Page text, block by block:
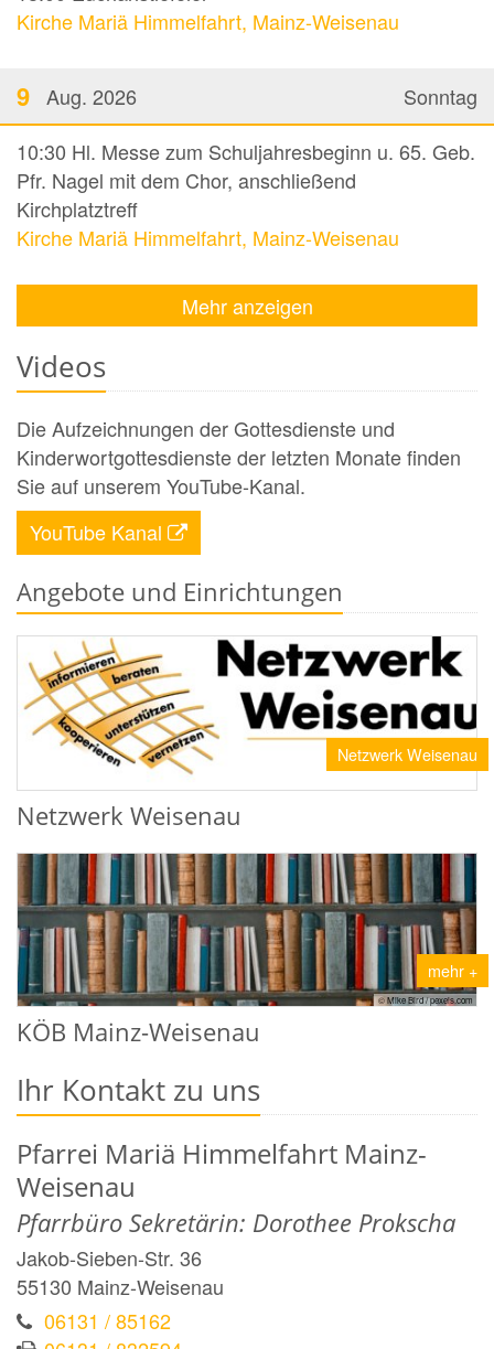
Kirche Mariä Himmelfahrt, Mainz-Weisenau
Sonntag
9 Aug. 2026
10:30 Hl. Messe zum Schuljahresbeginn u. 65. Geb.
Pfr. Nagel mit dem Chor, anschließend
Kirchplatztreff
Kirche Mariä Himmelfahrt, Mainz-Weisenau
Mehr anzeigen
Videos
Die Aufzeichnungen der Gottesdienste und
Kinderwortgottesdienste der letzten Monate finden
Sie auf unserem YouTube-Kanal.
YouTube Kanal
Angebote und Einrichtungen
Netzwerk Weisenau
Netzwerk Weisenau
mehr +
© Mike Bird / pexels.com
KÖB Mainz-Weisenau
Ihr Kontakt zu uns
Pfarrei Mariä Himmelfahrt Mainz-
Weisenau
Pfarrbüro Sekretärin: Dorothee Prokscha
Jakob-Sieben-Str. 36
55130 Mainz-Weisenau
06131 / 85162